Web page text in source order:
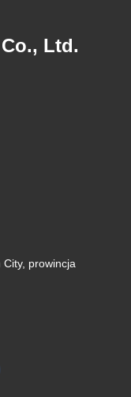
Ltd.
prowincja